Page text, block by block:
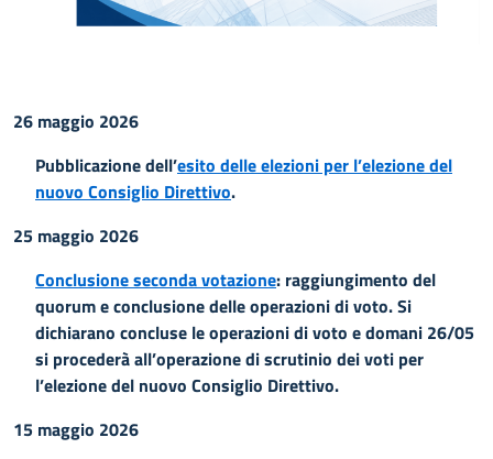
26 maggio 2026
Pubblicazione dell’esito delle elezioni per l’elezione del
nuovo Consiglio Direttivo.
25 maggio 2026
Conclusione seconda votazione: raggiungimento del
quorum e conclusione delle operazioni di voto. Si
dichiarano concluse le operazioni di voto e domani 26/05
si procederà all’operazione di scrutinio dei voti per
l’elezione del nuovo Consiglio Direttivo.
15 maggio 2026